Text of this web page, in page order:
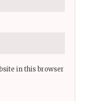
in this browser